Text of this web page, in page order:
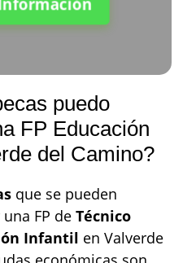
puedo
FP Educación
del Camino?
que se pueden
FP de Técnico
Infantil en Valverde